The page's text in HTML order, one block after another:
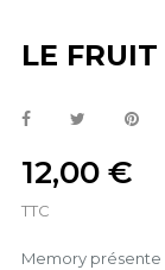
LE
12,00 €
TTC
Memory présente